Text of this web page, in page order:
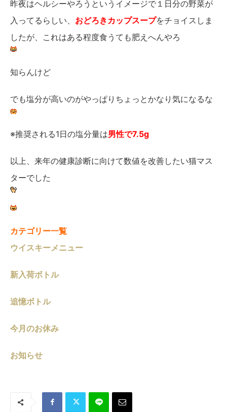
昨夜はヘルシーやろうというイメージで１日分の野菜が
入ってるらしい、 おどろきカップスープをチョイスしま
したが、これはある程度食うても肥えへんやろ
知らんけど
でも塩分が高いのがやっぱりちょっとかなり気になるな
※推奨される1日の塩分量は男性で7.5g
以上、来年の健康診断に向けて数値を改善したい猫マス
ターでした
カテゴリー一覧
ウイスキーメニュー
新入荷ボトル
追憶ボトル
今月のお休み
お知らせ